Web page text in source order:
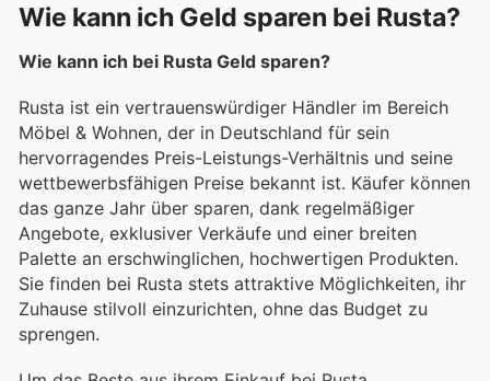
Wie kann ich Geld sparen bei Rusta?
Wie kann ich bei Rusta Geld sparen?
Rusta ist ein vertrauenswürdiger Händler im Bereich
Möbel & Wohnen, der in Deutschland für sein
hervorragendes Preis-Leistungs-Verhältnis und seine
wettbewerbsfähigen Preise bekannt ist. Käufer können
das ganze Jahr über sparen, dank regelmäßiger
Angebote, exklusiver Verkäufe und einer breiten
Palette an erschwinglichen, hochwertigen Produkten.
Sie finden bei Rusta stets attraktive Möglichkeiten, ihr
Zuhause stilvoll einzurichten, ohne das Budget zu
sprengen.